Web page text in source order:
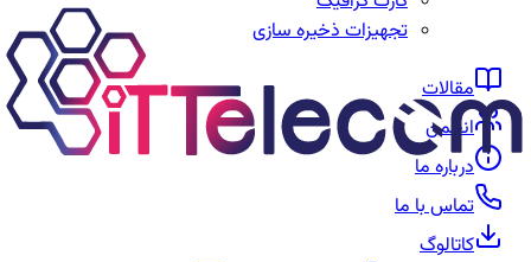
تجهیزات ذخیره سازی
مقالات
انجمن
درباره ما
تماس با ما
کاتالوگ